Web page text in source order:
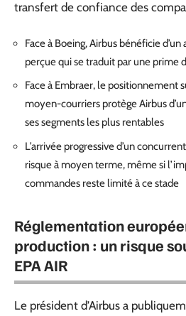
transfert de confiance des
Face à Boeing, Airbus bénéficie
perçue qui se traduit par une prime
Face à Embraer, le positionnement
moyen-courriers protège Airbus
ses segments les plus rentables
L’arrivée progressive d’un
risque à moyen terme, même si
commandes reste limité à ce stade
Réglementation
production : un risque
EPA AIR
Le président d’Airbus a